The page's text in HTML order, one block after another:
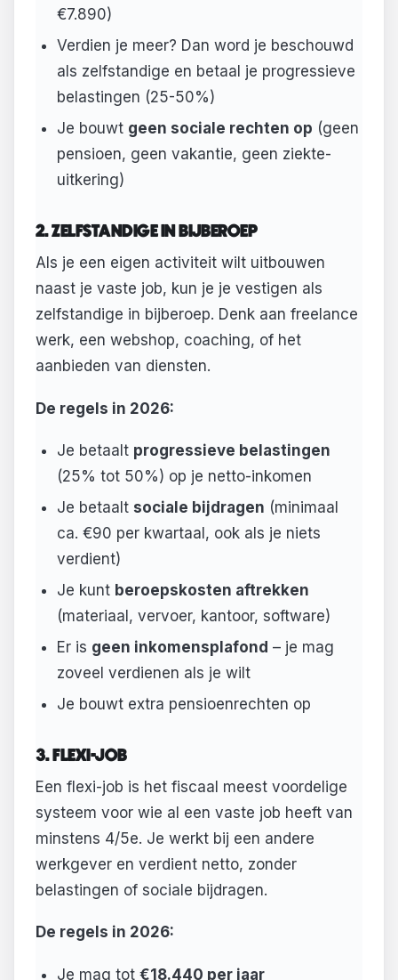
€7.890)
Verdien je meer? Dan word je beschouwd
als zelfstandige en betaal je progressieve
belastingen (25-50%)
Je bouwt geen sociale rechten op (geen
pensioen, geen vakantie, geen ziekte-
uitkering)
2. ZELFSTANDIGE IN BIJBEROEP
Als je een eigen activiteit wilt uitbouwen
naast je vaste job, kun je je vestigen als
zelfstandige in bijberoep. Denk aan freelance
werk, een webshop, coaching, of het
aanbieden van diensten.
De regels in 2026:
Je betaalt progressieve belastingen
(25% tot 50%) op je netto-inkomen
Je betaalt sociale bijdragen (minimaal
ca. €90 per kwartaal, ook als je niets
verdient)
Je kunt beroepskosten aftrekken
(materiaal, vervoer, kantoor, software)
Er is geen inkomensplafond – je mag
zoveel verdienen als je wilt
Je bouwt extra pensioenrechten op
3. FLEXI-JOB
Een flexi-job is het fiscaal meest voordelige
systeem voor wie al een vaste job heeft van
minstens 4/5e. Je werkt bij een andere
werkgever en verdient netto, zonder
belastingen of sociale bijdragen.
De regels in 2026:
Je mag tot €18.440 per jaar